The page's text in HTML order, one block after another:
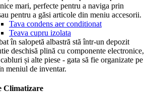
Tava condens aer conditionat
Teava cupru izolata
Climatizare